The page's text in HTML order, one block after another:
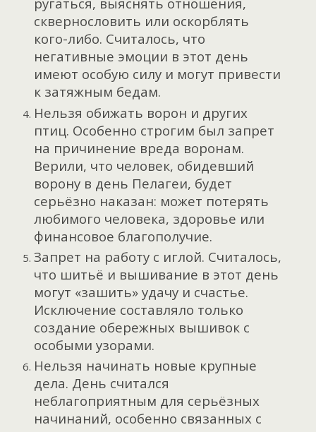
сквернословить или оскорблять
кого-либо. Считалось, что
негативные эмоции в этот день
имеют особую силу и могут привести
к затяжным бедам.
Нельзя обижать ворон и других
птиц. Особенно строгим был запрет
на причинение вреда воронам.
Верили, что человек, обидевший
ворону в день Пелагеи, будет
серьёзно наказан: может потерять
любимого человека, здоровье или
финансовое благополучие.
Запрет на работу с иглой. Считалось,
что шитьё и вышивание в этот день
могут «зашить» удачу и счастье.
Исключение составляло только
создание обережных вышивок с
особыми узорами.
Нельзя начинать новые крупные
дела. День считался
неблагоприятным для серьёзных
начинаний, особенно связанных с